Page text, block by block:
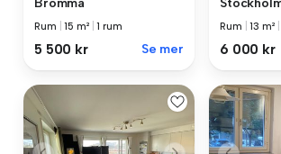
Rum |15 m² |1 rum
5 500 kr Se mer
Rum |13 m²
6 000 kr